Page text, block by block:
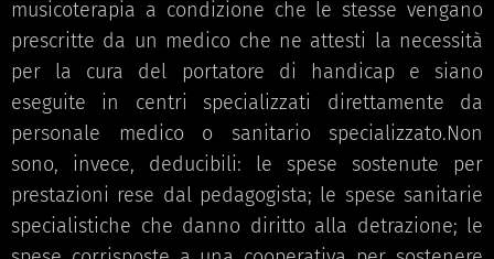
musicoterapia a condizione che le stesse vengano
prescritte da un medico che ne attesti la necessità
per la cura del portatore di handicap e siano
eseguite in centri specializzati direttamente da
personale medico o sanitario specializzato.Non
sono, invece, deducibili: le spese sostenute per
prestazioni rese dal pedagogista; le spese sanitarie
specialistiche che danno diritto alla detrazione; le